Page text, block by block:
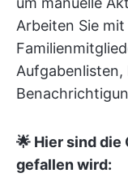
Arbeiten Sie
🌟 Hier sind die
gefallen wird: